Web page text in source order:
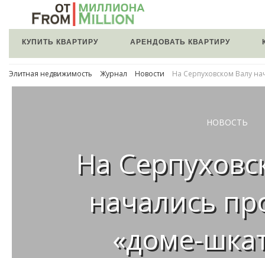
КУПИТЬ КВАРТИРУ АРЕНДОВАТЬ КВАРТИРУ
Элитная недвижимость Журнал Новости На Серпуховском Валу
НОВОСТЬ
На
начались
«доме-